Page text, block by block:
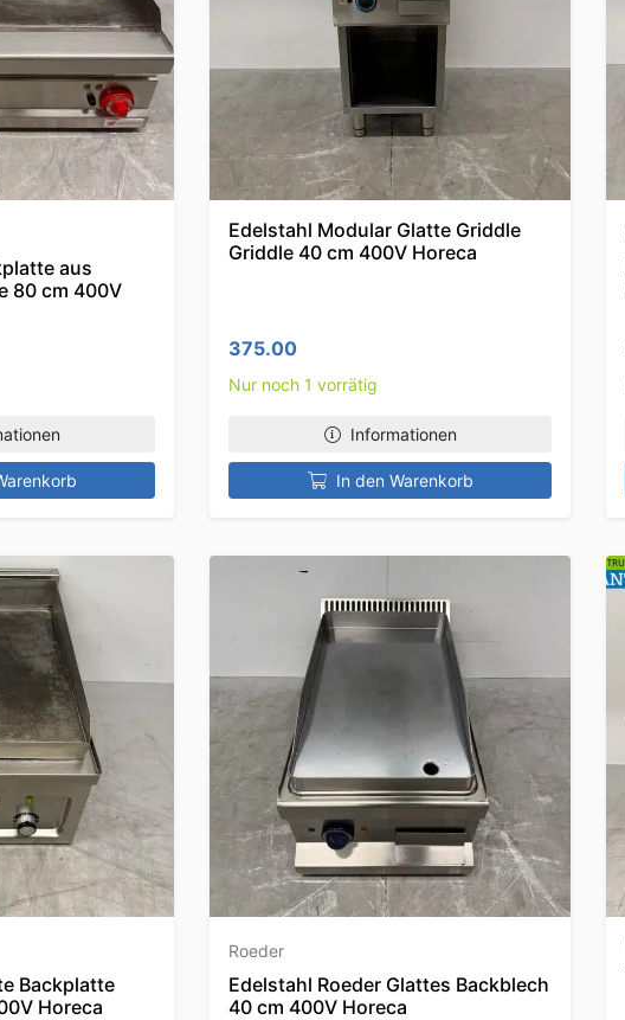
aus
80 cm 400V
Edelstahl Modular Glatte Griddle
Griddle 40 cm 400V Horeca
375.00
Nur noch 1 vorrätig
Informationen
In den Warenkorb
Backplatte
Horeca
Roeder
Edelstahl Roeder Glattes Backblech
40 cm 400V Horeca